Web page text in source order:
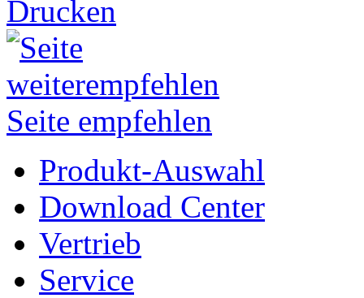
Drucken
Seite empfehlen
Produkt-Auswahl
Download Center
Vertrieb
Service